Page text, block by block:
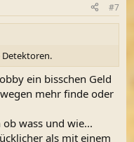
#7
ein bisschen Geld
mehr finde oder
wass und wie...
als mit einem